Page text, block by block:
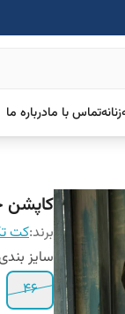
زنانهتماس با مادرباره ما
کاپشن
برند:کت
سایز
46